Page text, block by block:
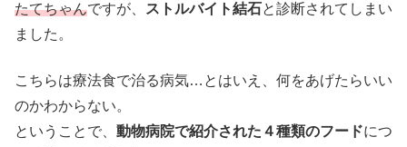
たてちゃんですが、 ストルバイト結石と診断されてしまい
ました。
こちらは療法食で治る病気…とはいえ、何をあげたらいい
のかわからない。
ということで、 動物病院で紹介された４種類のフードにつ